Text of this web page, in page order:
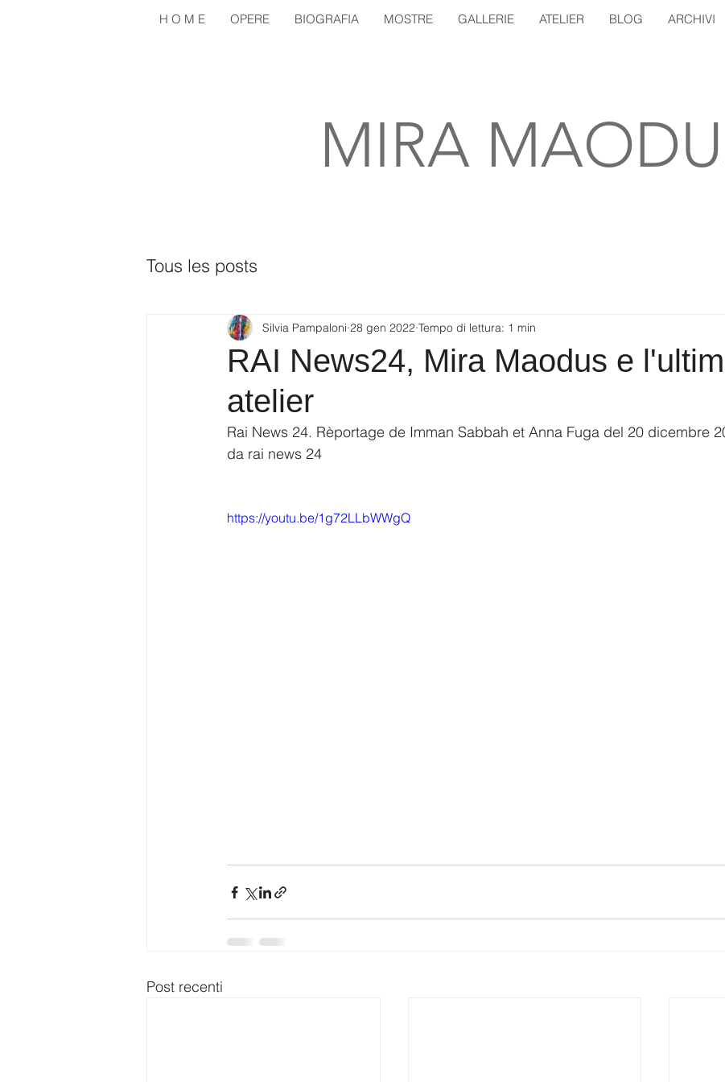
H O M E OPERE BIOGRAFIA MOSTRE GALLERIE ATELIER BLOG ARCHIVI
MIRA
Tous les posts
RAI News24, Mira Maodus e
atelier
Silvia Pampaloni 28 gen 2022 Tempo di lettura: 1 min
Rai News 24. Rèportage de Imman Sabbah et Anna Fuga del 20 dicembre
da rai news 24
https://youtu.be/1g72LLbWWgQ
Post recenti